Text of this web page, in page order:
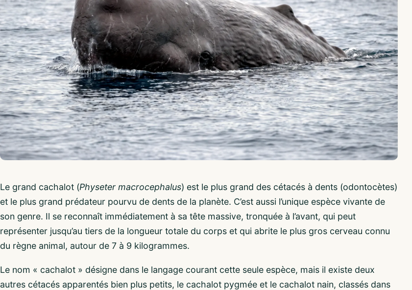
Le grand cachalot (Physeter macrocephalus) est le plus grand des cétacés à dents (odontocètes)
et le plus grand prédateur pourvu de dents de la planète. C’est aussi l’unique espèce vivante de
son genre. Il se reconnaît immédiatement à sa tête massive, tronquée à l’avant, qui peut
représenter jusqu’au tiers de la longueur totale du corps et qui abrite le plus gros cerveau connu
du règne animal, autour de 7 à 9 kilogrammes.
Le nom « cachalot » désigne dans le langage courant cette seule espèce, mais il existe deux
autres cétacés apparentés bien plus petits, le cachalot pygmée et le cachalot nain, classés dans